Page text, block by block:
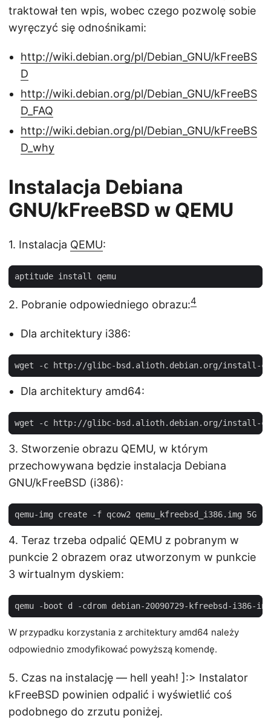
traktował ten wpis, wobec czego pozwolę sobie
wyręczyć się odnośnikami:
http://wiki.debian.org/pl/Debian_GNU/kFreeBS
D
http://wiki.debian.org/pl/Debian_GNU/kFreeBS
D_FAQ
http://wiki.debian.org/pl/Debian_GNU/kFreeBS
D_why
Instalacja Debiana
GNU/kFreeBSD w QEMU
1. Instalacja QEMU:
2. Pobranie odpowiedniego obrazu:4
Dla architektury i386:
Dla architektury amd64:
3. Stworzenie obrazu QEMU, w którym
przechowywana będzie instalacja Debiana
GNU/kFreeBSD (i386):
4. Teraz trzeba odpalić QEMU z pobranym w
punkcie 2 obrazem oraz utworzonym w punkcie
3 wirtualnym dyskiem:
W przypadku korzystania z architektury amd64 należy
odpowiednio zmodyfikować powyższą komendę.
5. Czas na instalację — hell yeah! ]:> Instalator
kFreeBSD powinien odpalić i wyświetlić coś
podobnego do zrzutu poniżej.